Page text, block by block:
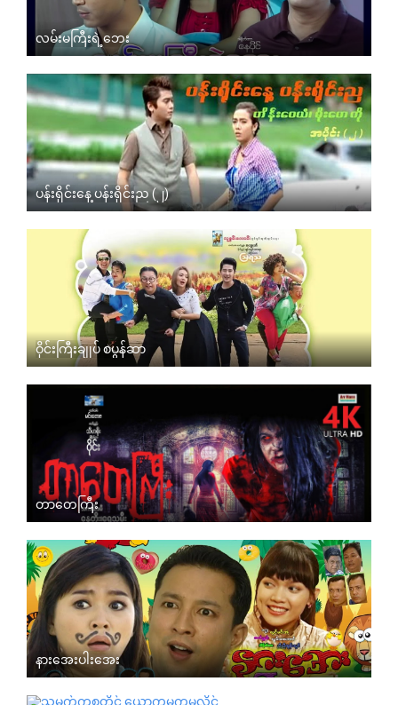
လမ်းမကြီးရဲ့ဘေး
ပန်းရိုင်းနေ့ ပန်းရိုင်းည (၂)
ဝိုင်းကြီးချုပ် စပွန်ဆာ
တာတေကြီး
နားအေးပါးအေး